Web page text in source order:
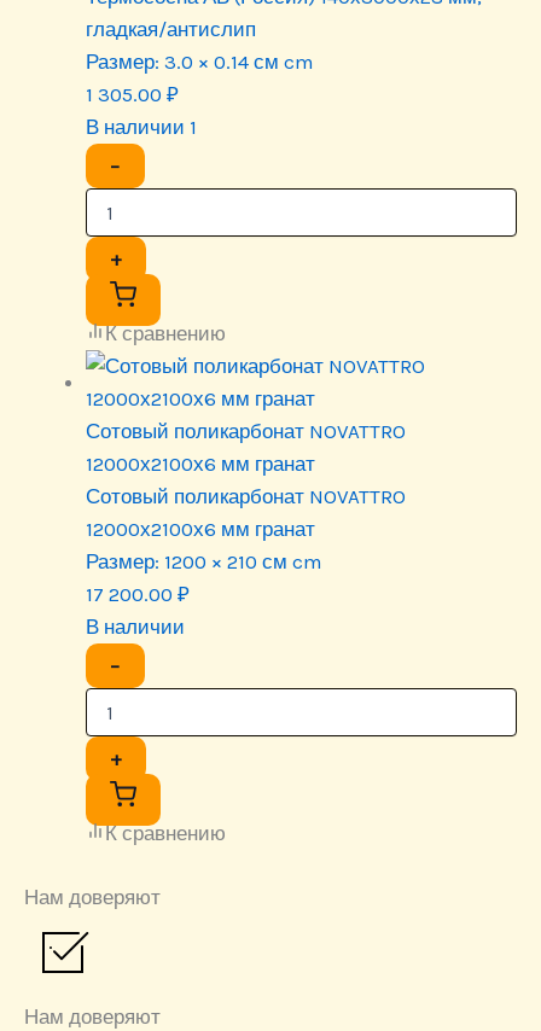
гладкая/антислип
Размер: 3.0 × 0.14 см cm
1 305.00 ₽
В наличии 1
−
+
К сравнению
Сотовый поликарбонат NOVATTRO
12000х2100х6 мм гранат
Сотовый поликарбонат NOVATTRO
12000х2100х6 мм гранат
Размер: 1200 × 210 см cm
17 200.00 ₽
В наличии
−
+
К сравнению
Нам доверяют
Нам доверяют